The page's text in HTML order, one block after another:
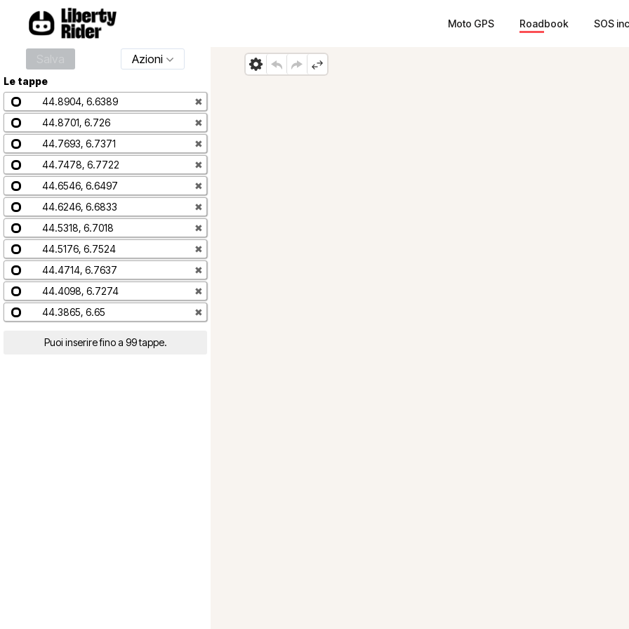
Moto GPS Roadbook SOS
Azioni
Le tappe
44.8904, 6.6389
✖
44.8701, 6.726
✖
44.7693, 6.7371
✖
44.7478, 6.7722
✖
44.6546, 6.6497
✖
44.6246, 6.6833
✖
44.5318, 6.7018
✖
44.5176, 6.7524
✖
44.4714, 6.7637
✖
44.4098, 6.7274
✖
44.3865, 6.65
✖
Puoi inserire fino a 99 tappe.